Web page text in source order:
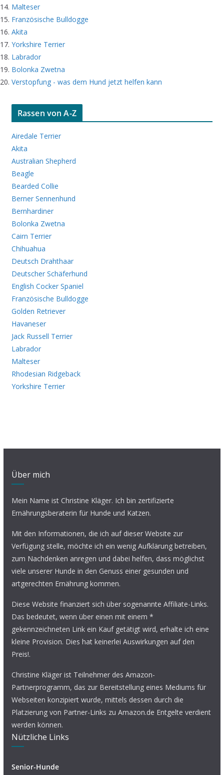
Malteser
Französische Bulldogge
Akita
Yorkshire Terrier
Labrador
Bolonka Zwetna
Verstopfung - was dem Hund jetzt helfen kann
Rassen von A-Z
Airedale Terrier
Akita
Australian Shepherd
Beagle
Bearded Collie
Berner Sennenhund
Bernhardiner
Bolonka Zwetna
Cairn Terrier
Chihuahua
Deutsch Drahthaar
Deutscher Schäferhund
English Cocker Spaniel
Französische Bulldogge
Golden Retriever
Havaneser
Jack Russell Terrier
Labrador
Malteser
Rhodesian Ridgeback
Yorkshire Terrier
Über mich
Mein Name ist Christine Kläger. Ich bin zertifizierte
Ernährungsberaterin für Hunde und Katzen.
Mit den Informationen, die ich auf dieser Website zur
Verfügung stelle, möchte ich ein wenig Aufklärung betreiben,
zum Nachdenken anregen und dabei helfen, dass möglichst
viele unserer Hunde in den Genuss einer gesunden und
artgerechten Ernährung kommen.
Diese Website finanziert sich über sogenannte Affiliate-Links.
Das bedeutet, wenn über einen mit einem *
gekennzeichneten Link ein Kauf getätigt wird, erhalte ich eine
kleine Provision. Dies hat keinerlei Auswirkungen auf den
Preis!.
Christine Kläger ist Teilnehmer des Amazon-
Partnerprogramm, das zur Bereitstellung eines Mediums für
Webseiten konzipiert wurde, mittels dessen durch die
Platzierung von Partner-Links zu Amazon.de Entgelte verdient
werden können.
Nützliche Links
Senior-Hunde